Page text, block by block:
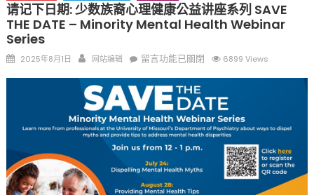
请记下日期: 少数族裔心理健康公益讲座系列 SAVE
THE DATE – Minority Mental Health Webinar
Series
Posted
2025年8月1日 Author
网站编辑
在
记
下
日
期:
少
数
族
留言功能已關閉 6899 Views